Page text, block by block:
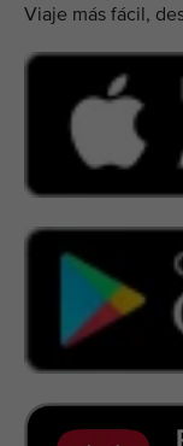
Viaje más fácil,